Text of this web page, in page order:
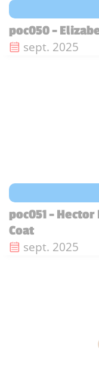
poc050 -
Date de sortie :
sept. 2025
poc051 -
Coat
Date de sortie :
sept. 2025